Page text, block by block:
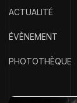
ACTUALITÉ
ÉVÈNEMENT
PHOTOTHÈQUE